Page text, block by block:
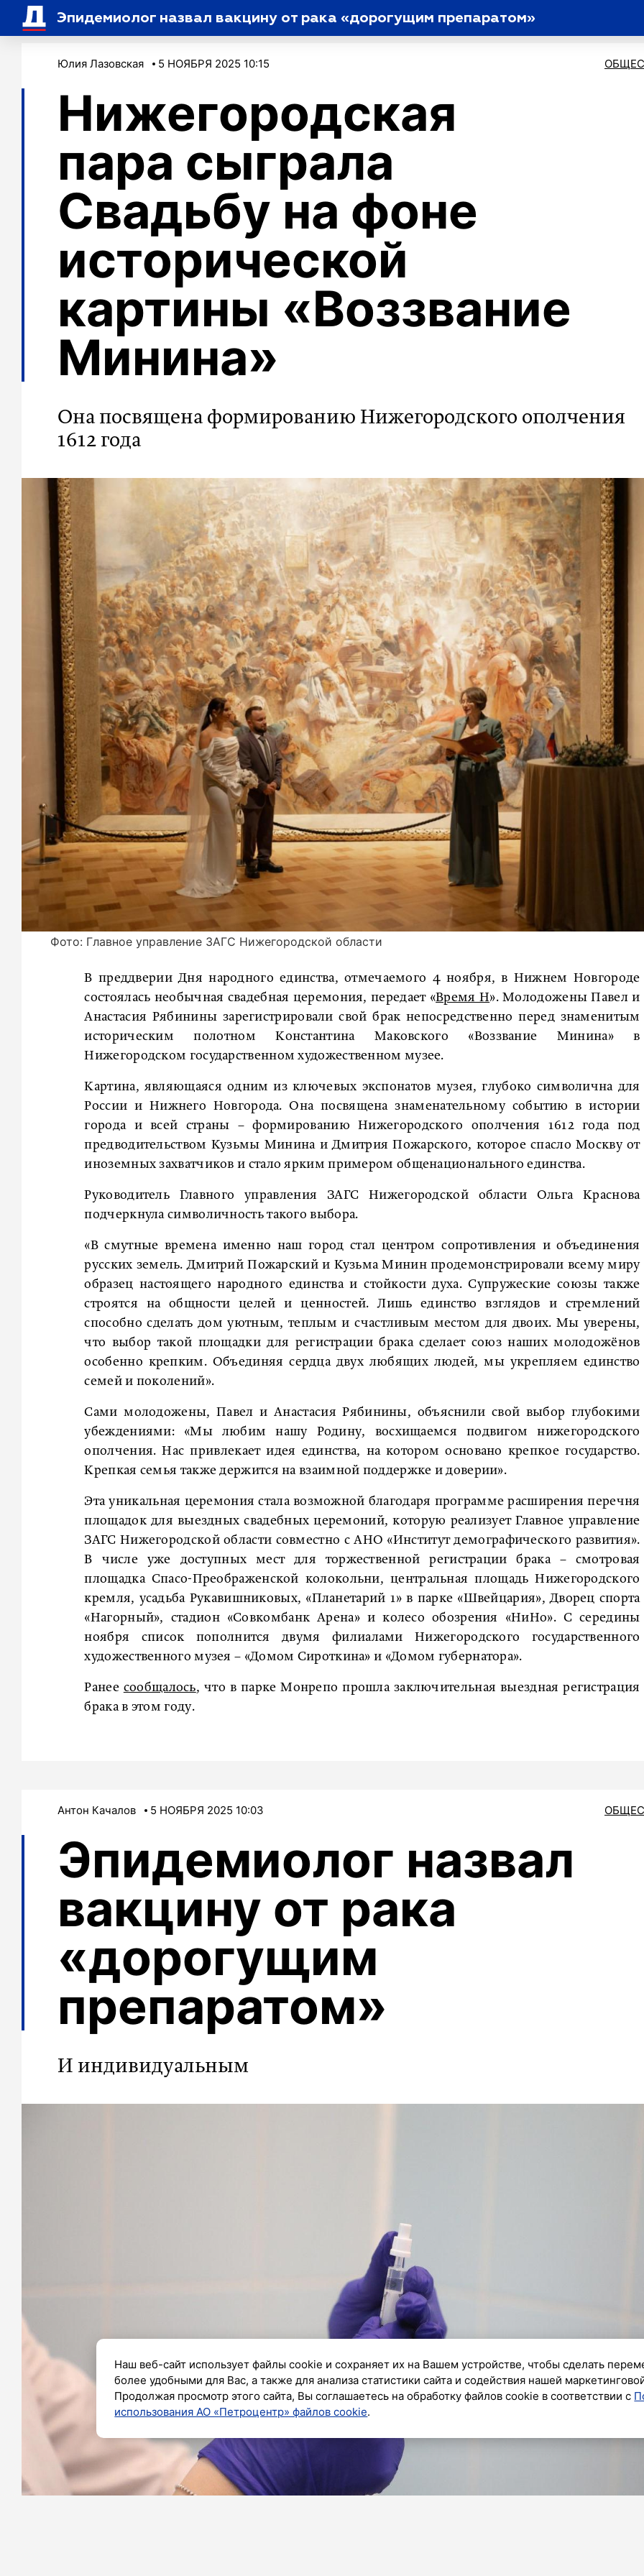
Эпидемиолог назвал вакцину от рака «дорогущим препаратом»
Юлия Лазовская 5 НОЯБРЯ 2025 10:15
Нижегородская
пара сыграла
Свадьбу на фоне
исторической
картины «Воззвание
Минина»
Она посвящена формированию Нижегородского ополчения
1612 года
Фото: Главное управление ЗАГС Нижегородской области
В преддверии Дня народного единства, отмечаемого 4 ноября, в Нижнем Новгороде
состоялась необычная свадебная церемония, передает «Время Н». Молодожены Павел и
Анастасия Рябинины зарегистрировали свой брак непосредственно перед знаменитым
историческим полотном Константина Маковского «Воззвание Минина» в
Нижегородском государственном художественном музее.
Картина, являющаяся одним из ключевых экспонатов музея, глубоко символична для
России и Нижнего Новгорода. Она посвящена знаменательному событию в истории
города и всей страны – формированию Нижегородского ополчения 1612 года под
предводительством Кузьмы Минина и Дмитрия Пожарского, которое спасло Москву от
иноземных захватчиков и стало ярким примером общенационального единства.
Руководитель Главного управления ЗАГС Нижегородской области Ольга Краснова
подчеркнула символичность такого выбора.
«В смутные времена именно наш город стал центром сопротивления и объединения
русских земель. Дмитрий Пожарский и Кузьма Минин продемонстрировали всему миру
образец настоящего народного единства и стойкости духа. Супружеские союзы также
строятся на общности целей и ценностей. Лишь единство взглядов и стремлений
способно сделать дом уютным, теплым и счастливым местом для двоих. Мы уверены,
что выбор такой площадки для регистрации брака сделает союз наших молодожёнов
особенно крепким. Объединяя сердца двух любящих людей, мы укрепляем единство
семей и поколений».
Сами молодожены, Павел и Анастасия Рябинины, объяснили свой выбор глубокими
убеждениями: «Мы любим нашу Родину, восхищаемся подвигом нижегородского
ополчения. Нас привлекает идея единства, на котором основано крепкое государство.
Крепкая семья также держится на взаимной поддержке и доверии».
Эта уникальная церемония стала возможной благодаря программе расширения перечня
площадок для выездных свадебных церемоний, которую реализует Главное управление
ЗАГС Нижегородской области совместно с АНО «Институт демографического развития».
В числе уже доступных мест для торжественной регистрации брака – смотровая
площадка Спасо-Преображенской колокольни, центральная площадь Нижегородского
кремля, усадьба Рукавишниковых, «Планетарий 1» в парке «Швейцария», Дворец спорта
«Нагорный», стадион «Совкомбанк Арена» и колесо обозрения «НиНо». С середины
ноября список пополнится двумя филиалами Нижегородского государственного
художественного музея – «Домом Сироткина» и «Домом губернатора».
Ранее сообщалось, что в парке Монрепо прошла заключительная выездная регистрация
брака в этом году.
Антон Качалов 5 НОЯБРЯ 2025 10:03
Эпидемиолог назвал
вакцину от рака
«дорогущим
препаратом»
И индивидуальным
Наш веб-сайт использует файлы cookie и сохраняет их на Вашем устройстве, чтобы сделать
более удобными для Вас, а также для анализа статистики сайта и содействия нашей
Продолжая просмотр этого сайта, Вы соглашаетесь на обработку файлов cookie в соответствии с
использования АО «Петроцентр» файлов cookie.